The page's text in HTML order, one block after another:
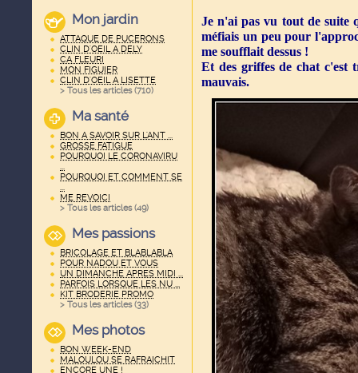
Mon jardin
ATTAQUE DE PUCERONS
CLIN D'OEIL A DELY
CA FLEURI
MON FIGUIER
CLIN D'OEIL A LISETTE
> Tous les articles (710)
Ma santé
BON A SAVOIR SUR L'ANT ...
GROSSE FATIGUE
POURQUOI LE CORONAVIRU
...
POURQUOI ET COMMENT SE
...
ME REVOICI
> Tous les articles (49)
Mes passions
BRICOLAGE ET BLABLABLA
POUR NADOU ET VOUS
UN DIMANCHE APRES MIDI ...
PARFOIS LORSQUE LES NU ...
KIT BRODERIE PROMO
> Tous les articles (33)
Mes photos
BON WEEK-END
MALOULOU SE RAFRAICHIT
ENCORE UNE !
Je n'ai pas vu tout de suite
méfiais un peu pour
me soufflait dessus !
Et des griffes de chat c'est
mauvais.